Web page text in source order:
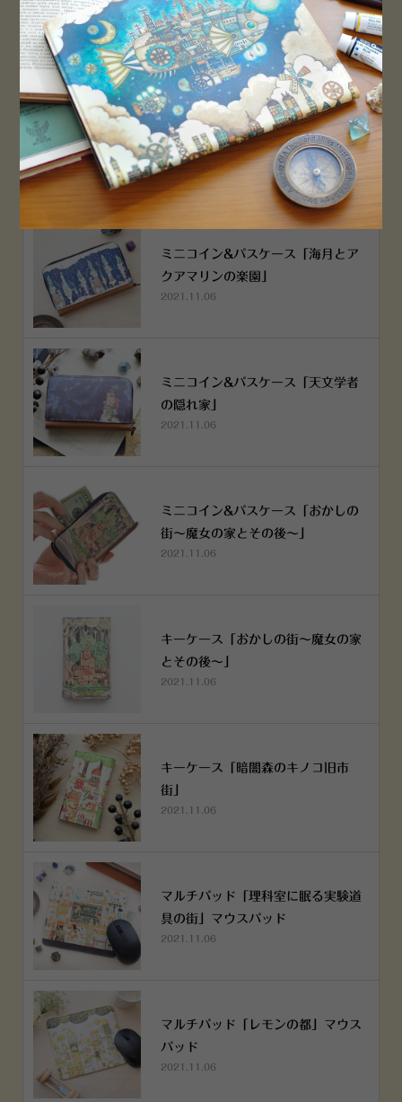
PEN！
2022.12.05
空想街雑貨店《吉祥寺本店》４月２
５日OPEN!
2022.03.29
ミニコイン&パスケース「海月とア
クアマリンの楽園」
2021.11.06
ミニコイン&パスケース「天文学者
の隠れ家」
2021.11.06
ミニコイン&パスケース「おかしの
街～魔女の家とその後～」
2021.11.06
キーケース「おかしの街～魔女の家
とその後～」
2021.11.06
キーケース「暗闇森のキノコ旧市
街」
2021.11.06
マルチパッド「理科室に眠る実験道
具の街」マウスパッド
2021.11.06
マルチパッド「レモンの都」マウス
パッド
2021.11.06